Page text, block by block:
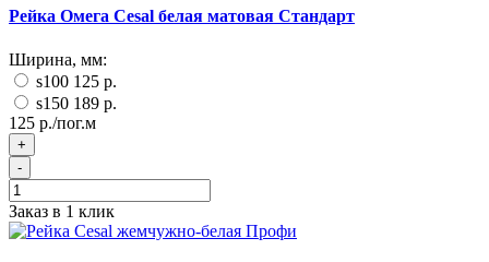
Рейка Омега Cesal белая матовая Стандарт
Ширина, мм:
s100 125 р.
s150 189 р.
125 р./пог.м
+
-
Заказ в 1 клик